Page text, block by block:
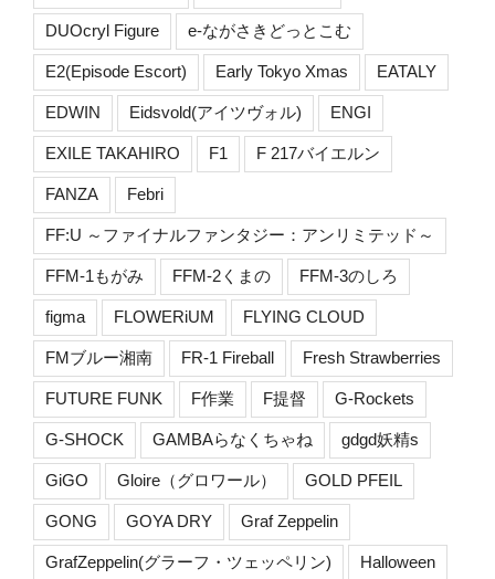
DUOcryl Figure e-ながさきどっとこむ
E2(Episode Escort) Early Tokyo Xmas EATALY
EDWIN Eidsvold(アイツヴォル) ENGI
EXILE TAKAHIRO F1 F 217バイエルン
FANZA Febri
FF:U ～ファイナルファンタジー：アンリミテッド～
FFM-1もがみ FFM-2くまの FFM-3のしろ
figma FLOWERiUM FLYING CLOUD
FMブルー湘南 FR-1 Fireball Fresh Strawberries
FUTURE FUNK F作業 F提督 G-Rockets
G-SHOCK GAMBAらなくちゃね gdgd妖精s
GiGO Gloire（グロワール） GOLD PFEIL
GONG GOYA DRY Graf Zeppelin
GrafZeppelin(グラーフ・ツェッペリン) Halloween